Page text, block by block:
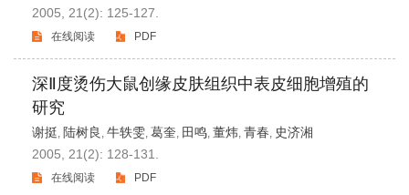
2005, 21(2): 125-127.
在线阅读 PDF
深Ⅱ度烫伤大鼠创缘皮肤组织中表皮细胞增殖的
研究
谢挺, 陆树良 , 牛轶雯, 葛奎, 田鸣, 董炜, 青春, 史济湘
2005, 21(2): 128-131.
在线阅读 PDF